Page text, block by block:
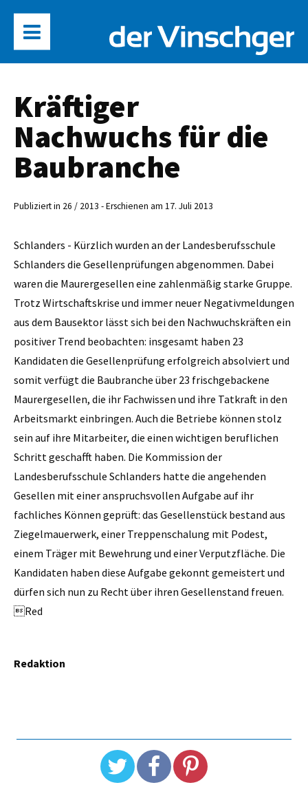
Kräftiger
Nachwuchs für die
Baubranche
Publiziert in 26 / 2013 - Erschienen am 17. Juli 2013
Schlanders - Kürzlich wurden an der Landesberufsschule
Schlanders die Gesellenprüfungen abgenommen. Dabei
waren die Maurergesellen eine zahlenmäßig starke Gruppe.
Trotz Wirtschaftskrise und immer neuer Negativmeldungen
aus dem Bausektor lässt sich bei den Nachwuchskräften ein
positiver Trend beobachten: insgesamt haben 23
Kandidaten die Gesellenprüfung erfolgreich absolviert und
somit verfügt die Baubranche über 23 frischgebackene
Maurergesellen, die ihr Fachwissen und ihre Tatkraft in den
Arbeitsmarkt einbringen. Auch die Betriebe können stolz
sein auf ihre Mitarbeiter, die einen wichtigen beruflichen
Schritt geschafft haben. Die Kommission der
Landesberufsschule Schlanders hatte die angehenden
Gesellen mit einer anspruchsvollen Aufgabe auf ihr
fachliches Können geprüft: das Gesellenstück bestand aus
Ziegelmauerwerk, einer Treppenschalung mit Podest,
einem Träger mit Bewehrung und einer Verputzfläche. Die
Kandidaten haben diese Aufgabe gekonnt gemeistert und
dürfen sich nun zu Recht über ihren Gesellenstand freuen.
Red
Redaktion